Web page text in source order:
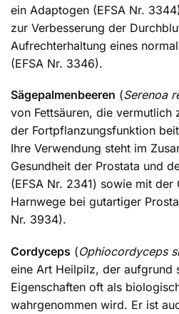
ein Adaptogen (EFSA Nr.
zur Verbesserung der
Aufrechterhaltung eines
(EFSA Nr. 3346).
Sägepalmenbeeren (Serenoa
von Fettsäuren, die vermutlich
der Fortpflanzungsfunktion
Ihre Verwendung steht im
Gesundheit der Prostata und
(EFSA Nr. 2341) sowie mit der
Harnwege bei gutartiger
Nr. 3934).
Cordyceps (Ophiocordyceps
eine Art Heilpilz, der aufgrund
Eigenschaften oft als
wahrgenommen wird. Er ist